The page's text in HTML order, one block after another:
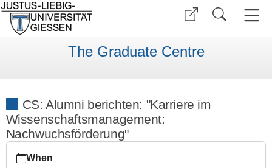
The Graduate Centre
CS: Alumni berichten: "Karriere im
Wissenschaftsmanagement:
Nachwuchsförderung"
giessen.de/en/faculties/ggkgcsc/events/semester-
When